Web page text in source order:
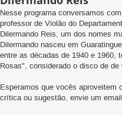
Nesse programa conversamos
professor de Violão do
Dilermando Reis, um dos nomes
Dilermando nasceu em
entre as décadas de 1940 e 1960,
Rosas", considerado o disco de
Esperamos que vocês aproveitem
crítica ou sugestão, envie um